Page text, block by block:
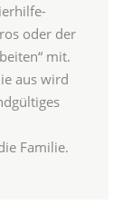
oder der
mit.
aus wird
Familie.